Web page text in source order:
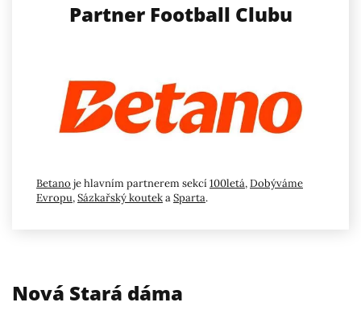
Partner Football Clubu
Betano je hlavním partnerem sekcí100letá,Dobýváme
Evropu,Sázkařský koutekaSparta.
Nová Stará dáma